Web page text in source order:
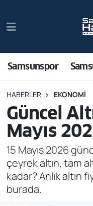
Samsunspor
HABERLER EKONOMI
Güncel
Mayıs
15 Mayıs 2026
çeyrek altın, tam
kadar? Anlık altın
burada.
Samsun Haber
Sağlık
Asayiş
Bilim ve
Bölge
Dünya
Trafik Durumu
Süper Lig Puan
Tüm Manşetler
Son Dakika
Haber Arşivi